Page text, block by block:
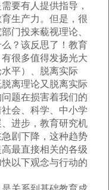
要有人提供指导，
生产力。但是，很
门投来藐视理论、
？该反思了！教育
很多值得发扬光大
平）、脱离实际
脱离理论又脱离实际
题在损害着我们的
会、科学、中小学
进步，教育研究机
剧下降，这种趋势
最直接相关的各级
以下观念与行动的